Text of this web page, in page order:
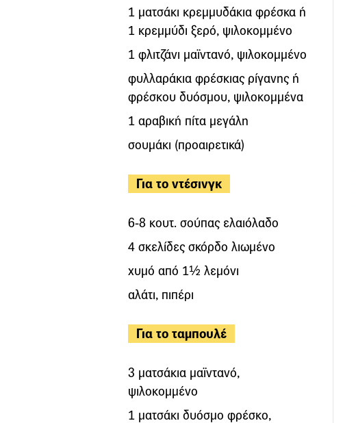
1 ματσάκι κρεμμυδάκια φρέσκα ή
1 κρεμμύδι ξερό, ψιλοκομμένο
1 φλιτζάνι μαϊντανό, ψιλοκομμένο
φυλλαράκια φρέσκιας ρίγανης ή
φρέσκου δυόσμου, ψιλοκομμένα
1 αραβική πίτα μεγάλη
σουμάκι (προαιρετικά)
Για το ντέσινγκ
6-8 κουτ. σούπας ελαιόλαδο
4 σκελίδες σκόρδο λιωμένο
χυμό από 1½ λεμόνι
αλάτι, πιπέρι
Για το ταμπουλέ
3 ματσάκια μαϊντανό,
ψιλοκομμένο
1 ματσάκι δυόσμο φρέσκο,